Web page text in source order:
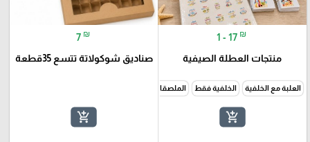
1 - 17 ₪
منتجات العطلة الصيفية
العلبة مع الخلفية الخلفية فقط الملصقات فقط
add_shopping_cart
7 ₪
صناديق شوكولاتة تتسع 35قطعة
add_shopping_cart